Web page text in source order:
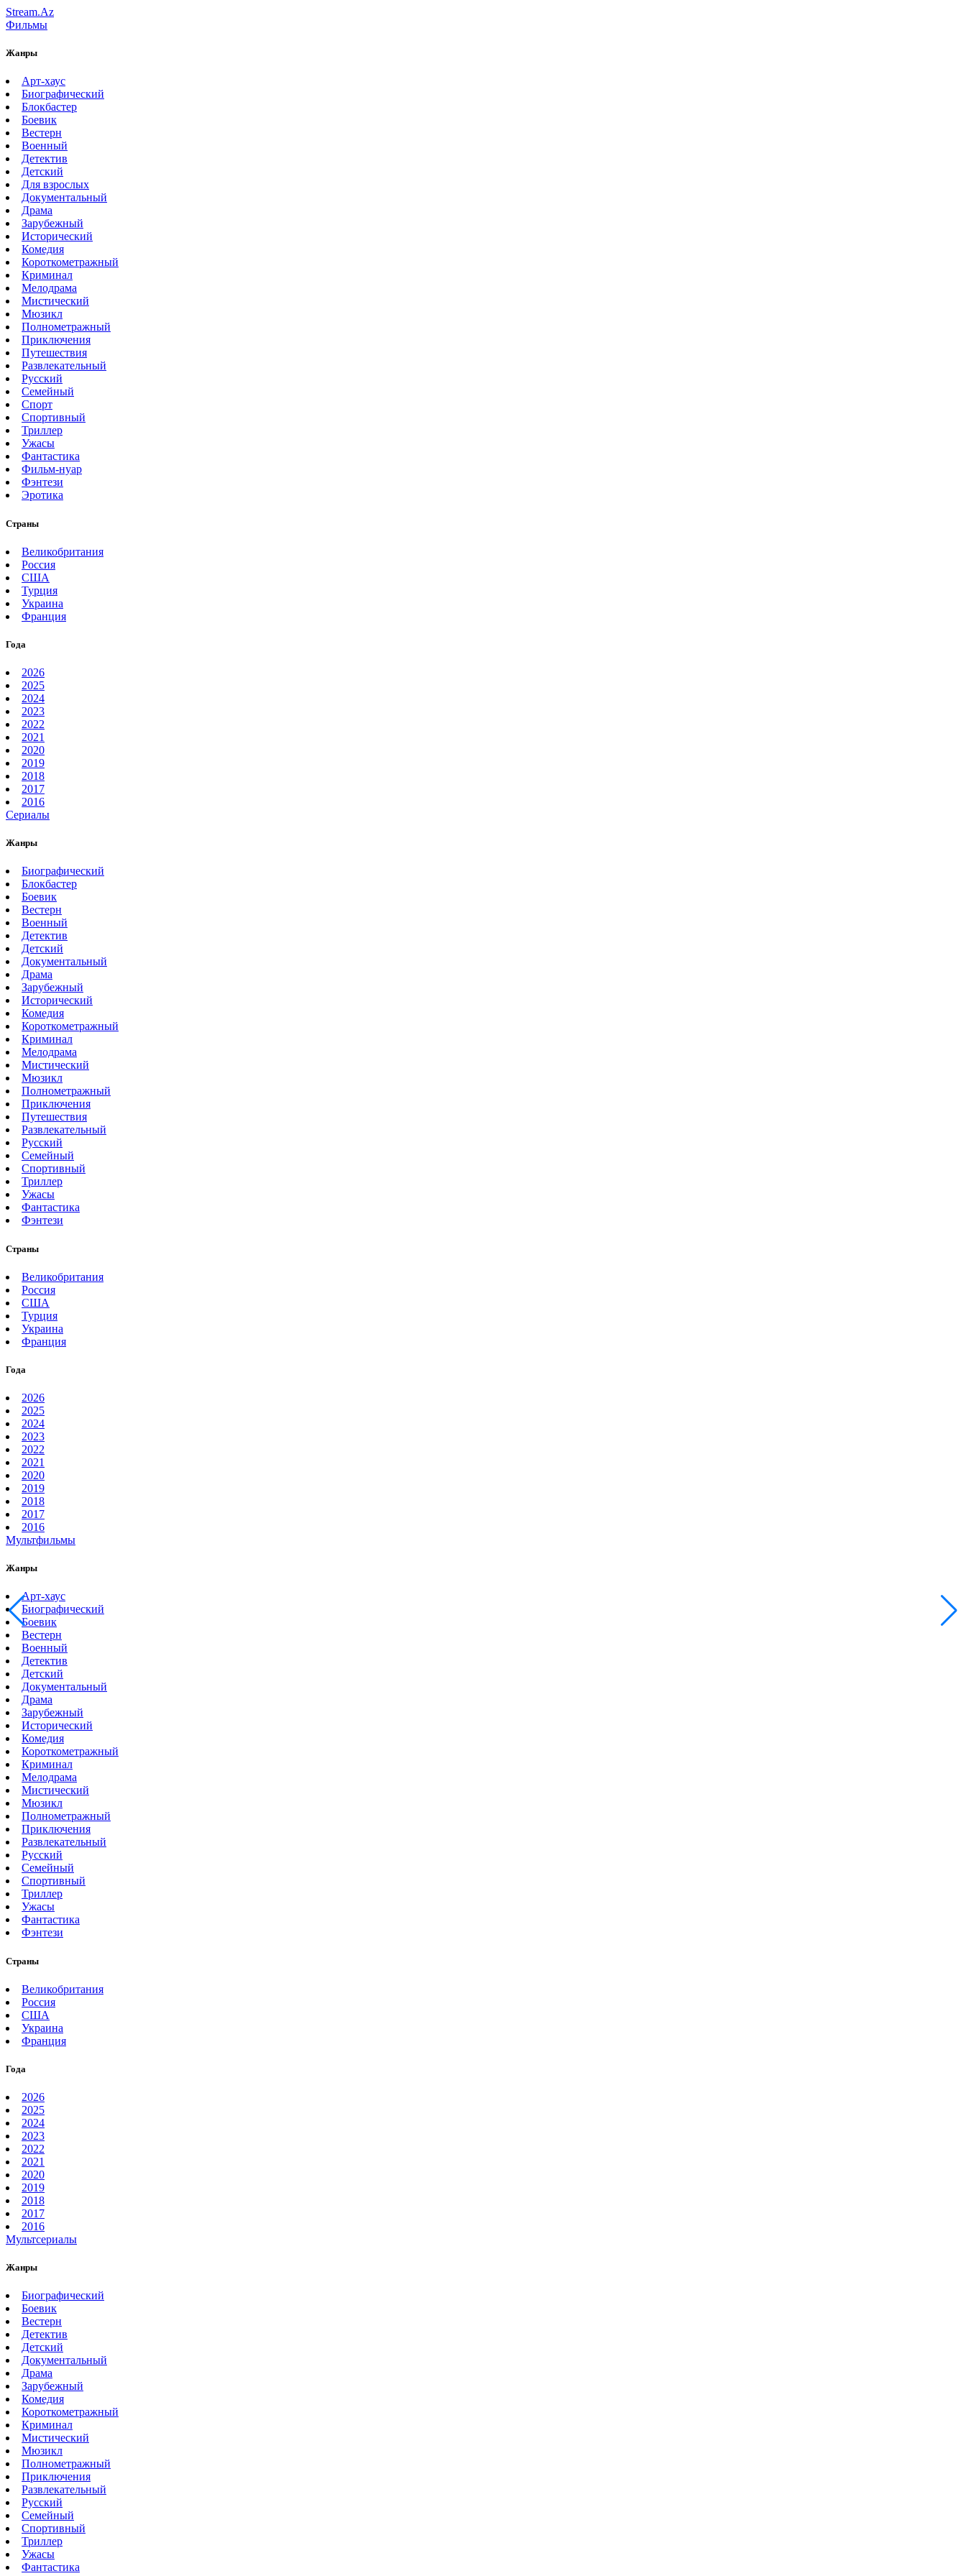
Stream.Az
Фильмы
Жанры
Арт-хаус
Биографический
Блокбастер
Боевик
Вестерн
Военный
Детектив
Детский
Для взрослых
Документальный
Драма
Зарубежный
Исторический
Комедия
Короткометражный
Криминал
Мелодрама
Мистический
Мюзикл
Полнометражный
Приключения
Путешествия
Развлекательный
Русский
Семейный
Спорт
Спортивный
Триллер
Ужасы
Фантастика
Фильм-нуар
Фэнтези
Эротика
Страны
Великобритания
Россия
США
Турция
Украина
Франция
Года
2026
2025
2024
2023
2022
2021
2020
2019
2018
2017
2016
Сериалы
Жанры
Биографический
Блокбастер
Боевик
Вестерн
Военный
Детектив
Детский
Документальный
Драма
Зарубежный
Исторический
Комедия
Короткометражный
Криминал
Мелодрама
Мистический
Мюзикл
Полнометражный
Приключения
Путешествия
Развлекательный
Русский
Семейный
Спортивный
Триллер
Ужасы
Фантастика
Фэнтези
Страны
Великобритания
Россия
США
Турция
Украина
Франция
Года
2026
2025
2024
2023
2022
2021
2020
2019
2018
2017
2016
Мультфильмы
Жанры
Арт-хаус
Биографический
Боевик
Вестерн
Военный
Детектив
Детский
Документальный
Драма
Зарубежный
Исторический
Комедия
Короткометражный
Криминал
Мелодрама
Мистический
Мюзикл
Полнометражный
Приключения
Развлекательный
Русский
Семейный
Спортивный
Триллер
Ужасы
Фантастика
Фэнтези
Страны
Великобритания
Россия
США
Украина
Франция
Года
2026
2025
2024
2023
2022
2021
2020
2019
2018
2017
2016
Мультсериалы
Жанры
Биографический
Боевик
Вестерн
Детектив
Детский
Документальный
Драма
Зарубежный
Комедия
Короткометражный
Криминал
Мистический
Мюзикл
Полнометражный
Приключения
Развлекательный
Русский
Семейный
Спортивный
Триллер
Ужасы
Фантастика